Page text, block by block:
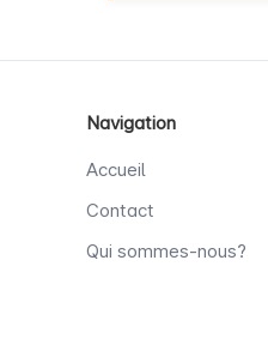
Navigation
Accueil
Contact
Qui sommes-nous?